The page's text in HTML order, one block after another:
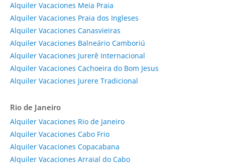
Alquiler Vacaciones Meia Praia
Alquiler Vacaciones Praia dos Ingleses
Alquiler Vacaciones Canasvieiras
Alquiler Vacaciones Balneário Camboriú
Alquiler Vacaciones Jurerê Internacional
Alquiler Vacaciones Cachoeira do Bom Jesus
Alquiler Vacaciones Jurere Tradicional
Rio de Janeiro
Alquiler Vacaciones Rio de Janeiro
Alquiler Vacaciones Cabo Frio
Alquiler Vacaciones Copacabana
Alquiler Vacaciones Arraial do Cabo